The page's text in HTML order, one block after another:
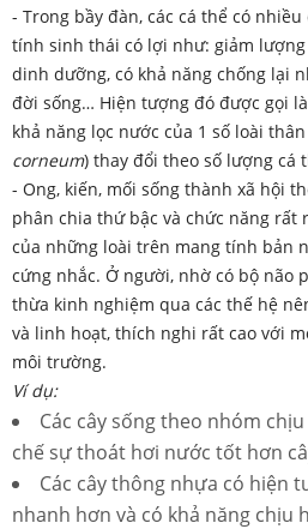
- Trong bầy đàn, các cá thể có
tính sinh thái có lợi như: giảm
dinh dưỡng, có khả năng chống lại
đời sống… Hiện tượng đó được gọi
khả năng lọc nước của 1 số loài
corneum) thay đổi theo số lượng cá
- Ong, kiến, mối sống thành xã hội
phân chia thứ bậc và chức năng rất
của những loài trên mang tính bản
cứng nhắc. Ở người, nhờ có bộ não
thừa kinh nghiệm qua các thế hệ
và linh hoạt, thích nghi rất cao với
môi trường.
Ví dụ:
Các cây sống theo nhóm
chế sự thoát hơi nước tốt hơn
Các cây thông nhựa có hiện
nhanh hơn và có khả năng chịu